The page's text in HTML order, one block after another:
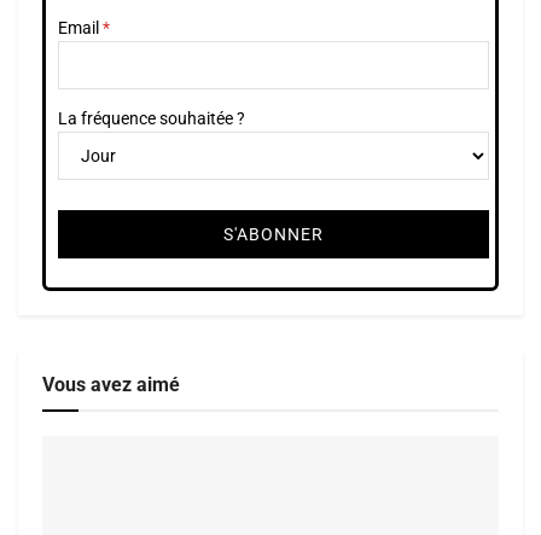
Email
La fréquence souhaitée ?
Vous avez aimé